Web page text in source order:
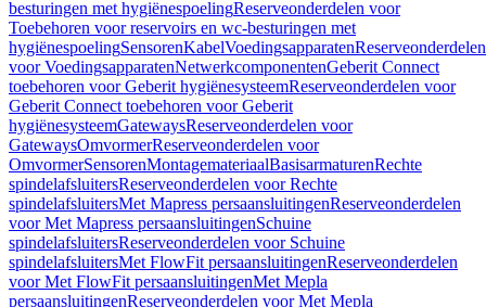
besturingen met hygiënespoelingReserveonderdelen voor
Toebehoren voor reservoirs en wc-besturingen met
hygiënespoelingSensorenKabelVoedingsapparatenReserveonderdelen
voor VoedingsapparatenNetwerkcomponentenGeberit Connect
toebehoren voor Geberit hygiënesysteemReserveonderdelen voor
Geberit Connect toebehoren voor Geberit
hygiënesysteemGatewaysReserveonderdelen voor
GatewaysOmvormerReserveonderdelen voor
OmvormerSensorenMontagemateriaalBasisarmaturenRechte
spindelafsluitersReserveonderdelen voor Rechte
spindelafsluitersMet Mapress persaansluitingenReserveonderdelen
voor Met Mapress persaansluitingenSchuine
spindelafsluitersReserveonderdelen voor Schuine
spindelafsluitersMet FlowFit persaansluitingenReserveonderdelen
voor Met FlowFit persaansluitingenMet Mepla
persaansluitingenReserveonderdelen voor Met Mepla